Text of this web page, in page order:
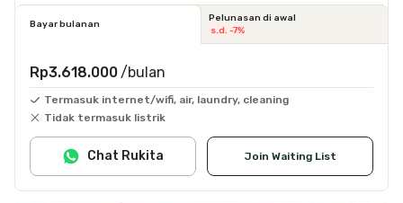
Bayar bulanan
Pelunasan di awal
s.d. -7%
Rp3.618.000 /bulan
Termasuk internet/wifi, air, laundry, cleaning
Tidak termasuk listrik
Join Waiting List
Chat Rukita